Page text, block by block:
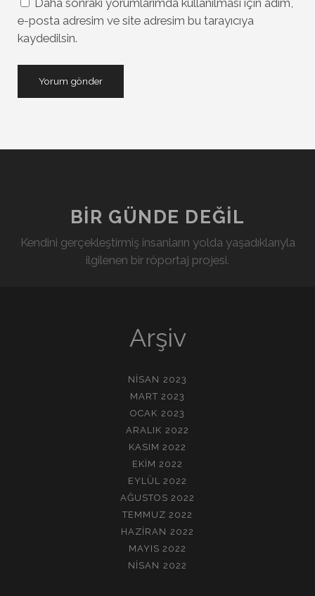
e-posta adresim ve site adresim bu tarayıcıya
kaydedilsin.
BIR GÜNDE DEĞIL
Kendini gerçekleştirmiş insanların yolda yaşadıklarıyla
ilgilenen bir röportaj projesi.
Arşiv
NISAN 2023
MART 2023
OCAK 2023
ARALIK 2022
KASIM 2022
EKIM 2022
EYLÜL 2022
AĞUSTOS 2022
TEMMUZ 2022
HAZIRAN 2022
MAYIS 2022
NISAN 2022